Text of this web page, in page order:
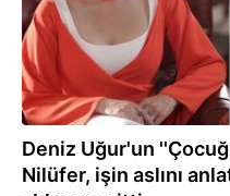
Deniz Uğur'un
Nilüfer, işin aslını